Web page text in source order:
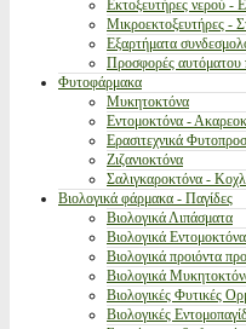
Εκτοξευτήρες νερού -
Μικροεκτοξευτήρες -
Εξαρτήματα
Προσφορές αυτόματου
Φυτοφάρμακα
Μυκητοκτόνα
Εντομοκτόνα -
Ερασιτεχνικά
Ζιζανιοκτόνα
Σαλιγκαροκτόνα -
Βιολογικά φάρμακα - Παγίδες
Βιολογικά Λιπάσματα
Βιολογικά
Βιολογικά προιόντα
Βιολογικά
Βιολογικές Φυτικές
Βιολογικές